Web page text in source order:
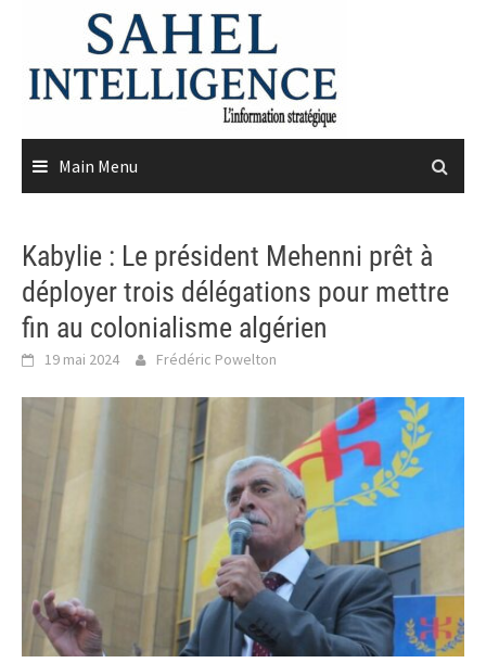
content
Main Menu
Kabylie : Le président Mehenni prêt à
déployer trois délégations pour mettre
fin au colonialisme algérien
19 mai 2024 Frédéric Powelton